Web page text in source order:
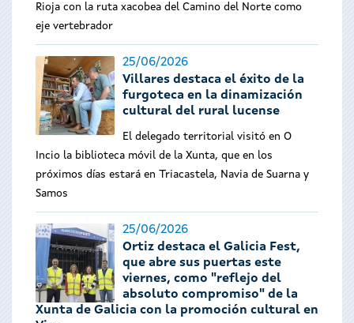
Rioja con la ruta xacobea del Camino del Norte como
eje vertebrador
25/06/2026
Villares destaca el éxito de la
furgoteca en la dinamización
cultural del rural lucense
El delegado territorial visitó en O
Incio la biblioteca móvil de la Xunta, que en los
próximos días estará en Triacastela, Navia de Suarna y
Samos
25/06/2026
Ortiz destaca el Galicia Fest,
que abre sus puertas este
viernes, como "reflejo del
absoluto compromiso" de la
Xunta de Galicia con la promoción cultural en